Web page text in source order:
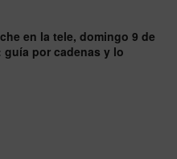
en la tele, domingo 9 de
guía por cadenas y lo